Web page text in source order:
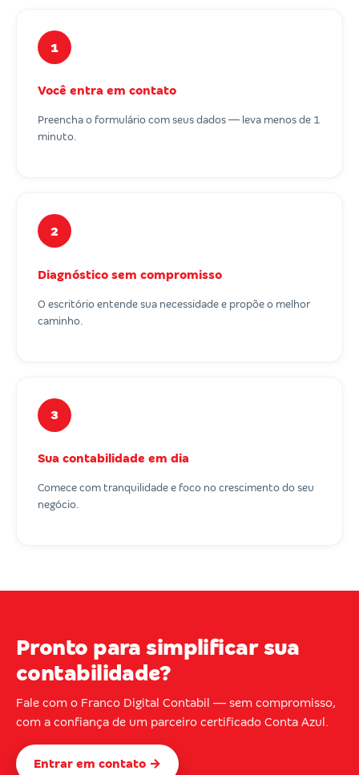
1
Você entra em contato
Preencha o formulário com seus dados — leva menos de 1
minuto.
2
Diagnóstico sem compromisso
O escritório entende sua necessidade e propõe o melhor
caminho.
3
Sua contabilidade em dia
Comece com tranquilidade e foco no crescimento do seu
negócio.
Pronto para simplificar sua
contabilidade?
Fale com o Franco Digital Contabil — sem compromisso,
com a confiança de um parceiro certificado Conta Azul.
Entrar em contato →